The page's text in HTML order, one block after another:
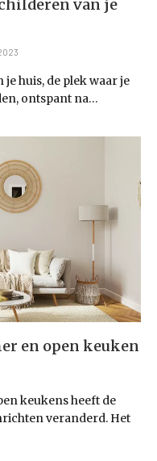
van je
huis, de plek waar je
ontspant na…
en open keuken
keukens heeft de
veranderd. Het